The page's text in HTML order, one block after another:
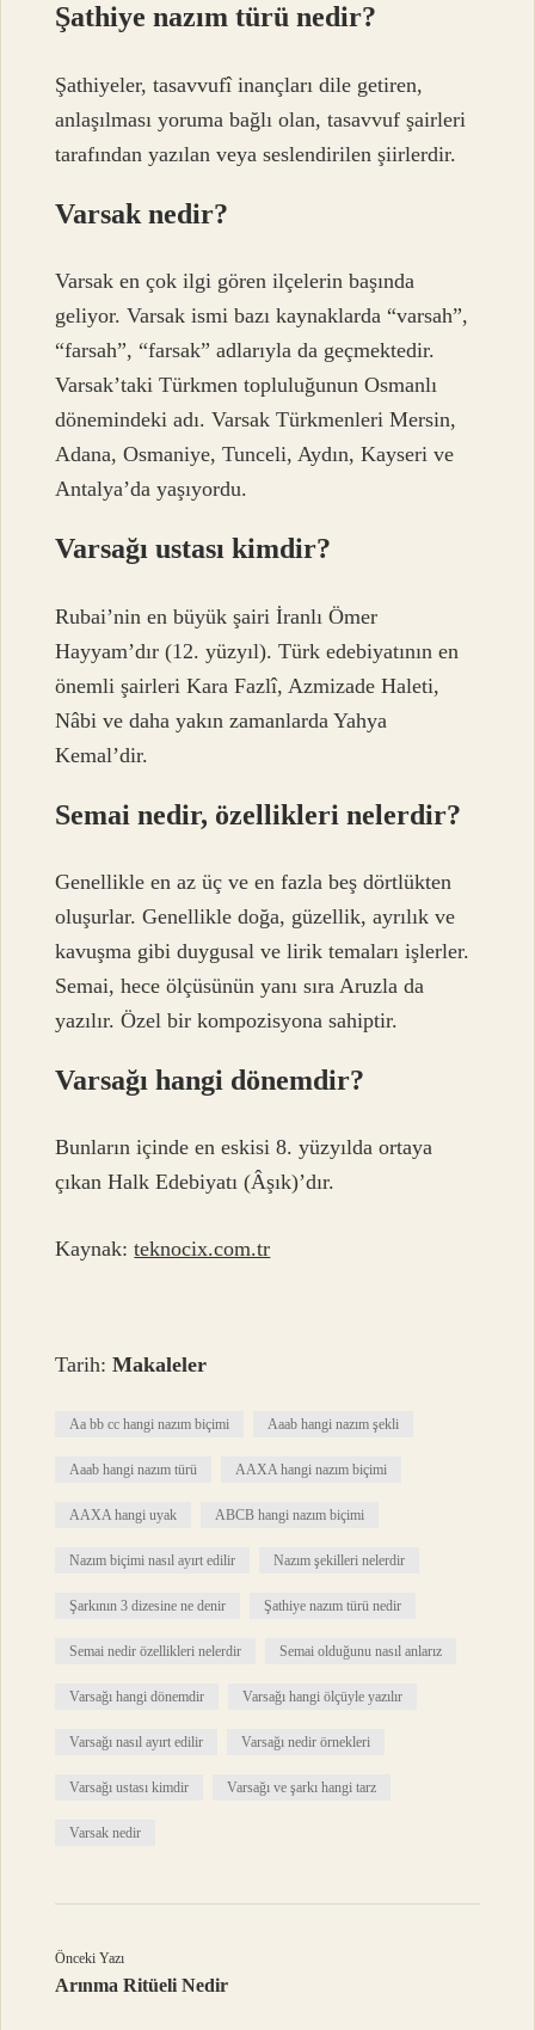
Şathiye nazım türü nedir?
Şathiyeler, tasavvufî inançları dile getiren,
anlaşılması yoruma bağlı olan, tasavvuf şairleri
tarafından yazılan veya seslendirilen şiirlerdir.
Varsak nedir?
Varsak en çok ilgi gören ilçelerin başında
geliyor. Varsak ismi bazı kaynaklarda “varsah”,
“farsah”, “farsak” adlarıyla da geçmektedir.
Varsak’taki Türkmen topluluğunun Osmanlı
dönemindeki adı. Varsak Türkmenleri Mersin,
Adana, Osmaniye, Tunceli, Aydın, Kayseri ve
Antalya’da yaşıyordu.
Varsağı ustası kimdir?
Rubai’nin en büyük şairi İranlı Ömer
Hayyam’dır (12. yüzyıl). Türk edebiyatının en
önemli şairleri Kara Fazlî, Azmizade Haleti,
Nâbi ve daha yakın zamanlarda Yahya
Kemal’dir.
Semai nedir, özellikleri nelerdir?
Genellikle en az üç ve en fazla beş dörtlükten
oluşurlar. Genellikle doğa, güzellik, ayrılık ve
kavuşma gibi duygusal ve lirik temaları işlerler.
Semai, hece ölçüsünün yanı sıra Aruzla da
yazılır. Özel bir kompozisyona sahiptir.
Varsağı hangi dönemdir?
Bunların içinde en eskisi 8. yüzyılda ortaya
çıkan Halk Edebiyatı (Âşık)’dır.
Kaynak:teknocix.com.tr
Tarih:Makaleler
Aa bb cc hangi nazım biçimi Aaab hangi nazım şekli
Aaab hangi nazım türü AAXA hangi nazım biçimi
AAXA hangi uyak ABCB hangi nazım biçimi
Nazım biçimi nasıl ayırt edilir Nazım şekilleri nelerdir
Şarkının 3 dizesine ne denir Şathiye nazım türü nedir
Semai nedir özellikleri nelerdir Semai olduğunu nasıl anlarız
Varsağı hangi dönemdir Varsağı hangi ölçüyle yazılır
Varsağı nasıl ayırt edilir Varsağı nedir örnekleri
Varsağı ustası kimdir Varsağı ve şarkı hangi tarz
Varsak nedir
Önceki Yazı
Arınma Ritüeli Nedir